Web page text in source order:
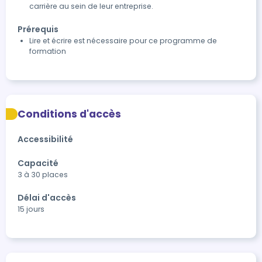
carrière au sein de leur entreprise.
Prérequis
Lire et écrire est nécessaire pour ce programme de
formation
Conditions d'accès
Accessibilité
Capacité
3 à 30 places
Délai d'accès
15 jours